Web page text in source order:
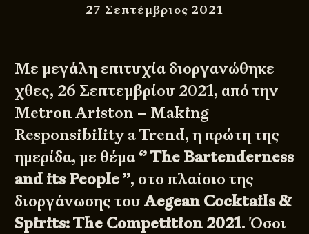
27 Σεπτέμβριος 2021
Με μεγάλη επιτυχία διοργανώθηκε
χθες, 26 Σεπτεμβρίου 2021, από την
Metron Ariston – Making
Responsibility a Trend, η πρώτη της
ημερίδα, με θέμα ‘’ The Bartenderness
and its People ’’, στο πλαίσιο της
διοργάνωσης τουAegean Cocktails &
Spirits: The Competition 2021. Όσοι